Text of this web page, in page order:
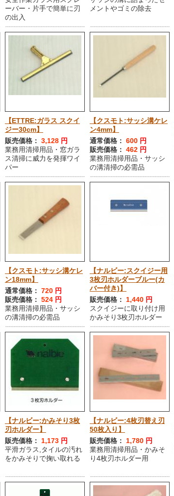
ーバー・片手で簡単に刃
の出入
メントやゴミの除去
【ETTRE:ガラス スクイ
ジー30cm】
販売価格： 3,128 円
業務用清掃用品・窓ガラ
ス清掃に威力を発揮ワイ
パー
【クスモト:サッシ溝ケレ
ン4mm】
通常価格： 600 円
販売価格： 462 円
業務用清掃用品・サッシ
の溝清掃の必需品
【クスモト:サッシ溝ケレ
ン18mm】
通常価格： 720 円
販売価格： 524 円
業務用清掃用品・サッシ
の溝清掃の必需品
【ナルビー:スクイジー用
3枚刃ホルダーブルー(カ
バー付き)】
販売価格：
1,440 円
スクイジーに取り付け用
かみそり3枚刃ホルダー
【ナルビー:かみそり3枚
刃ホルダー】
販売価格：
1,173 円
平滑ガラス,タイルの汚れ
をかみそりで掬い取れる
【ナルビー:4枚刃替え刃
50枚入り】
販売価格：
1,780 円
業務用清掃用品・かみそ
り4枚刃ホルダー用